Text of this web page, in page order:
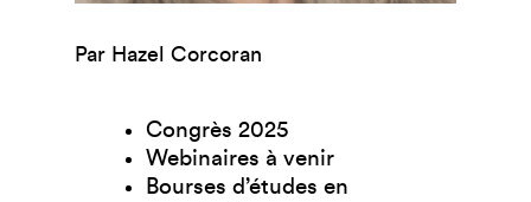
Par Hazel Corcoran
Congrès 2025
Webinaires à venir
Bourses d’études en